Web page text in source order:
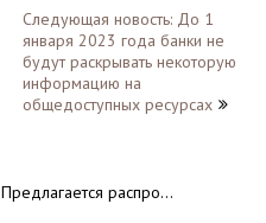
Следующая новость: До 1
января 2023 года банки не
будут раскрывать некоторую
информацию на
общедоступных ресурсах
Предлагается распро…